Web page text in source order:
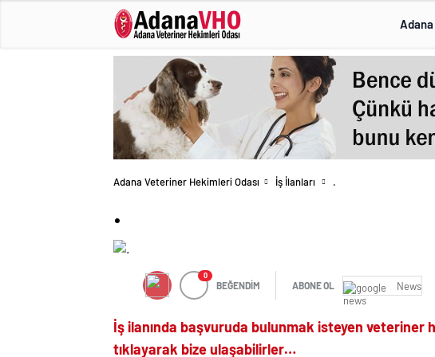
Adana
Adana Veteriner Hekimleri Odası İş İlanları .
.
0
BEĞENDİM ABONE OL News
İş ilanında başvuruda bulunmak isteyen veteriner
tıklayarak bize ulaşabilirler…